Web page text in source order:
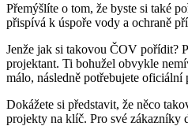
Přemýšlíte o tom, že byste si také
přispívá k úspoře vody a ochraně
Jenže jak si takovou ČOV pořídit?
projektant. Ti bohužel obvykle
málo, následně potřebujete oficiální
Dokážete si představit, že něco
projekty na klíč. Pro své zákazníky